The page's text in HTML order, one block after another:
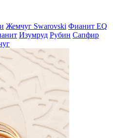
Жемчуг Swarovski Фианит EQ
Изумруд Рубин Сапфир